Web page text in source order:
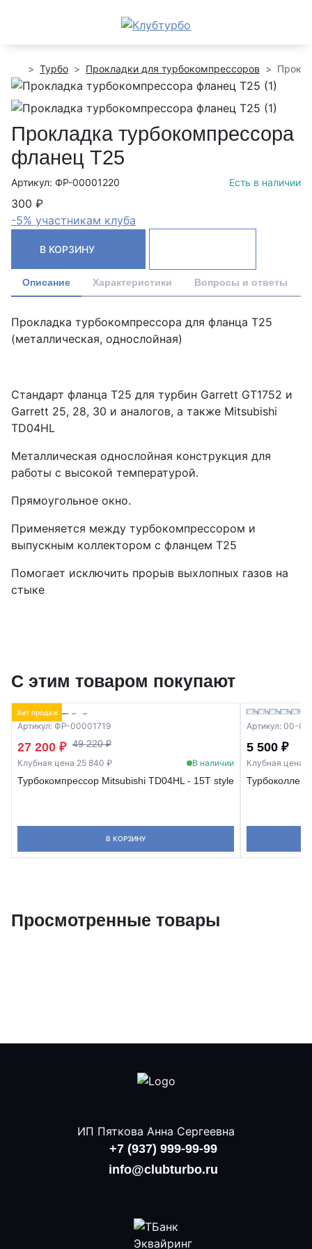
Турбо Прокладки для турбокомпрессоров
Прокладка турбокомпрессора
фланец Т25
Артикул: ФР-00001220 Есть в наличии
300 ₽
-5% участникам клуба
В КОРЗИНУ
Описание Характеристики Вопросы и ответы
Прокладка турбокомпрессора для фланца T25
(металлическая, однослойная)
Стандарт фланца T25 для турбин Garrett GT1752 и
Garrett 25, 28, 30 и аналогов, а также Mitsubishi
TD04HL
Металлическая однослойная конструкция для
работы с высокой температурой.
Прямоугольное окно.
Применяется между турбокомпрессором и
выпускным коллектором с фланцем T25
Помогает исключить прорыв выхлопных газов на
стыке
С этим товаром покупают
Хит продаж
Артикул: ФР-00001719
27 200 ₽ 49 220 ₽
Клубная цена 25 840 ₽ В наличии
Турбокомпрессор Mitsubishi TD04HL - 15T style
В КОРЗИНУ
Артикул: 00-
5 500 ₽
Клубная цена
Просмотренные товары
ИП Пяткова Анна Сергеевна
+7 (937) 999-99-99
info@clubturbo.ru